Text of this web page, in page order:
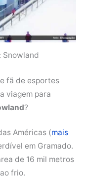
Snowland
fã de esportes
viagem para
?
Américas (mais
em Gramado.
de 16 mil metros
frio.